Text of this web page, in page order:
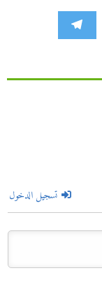
تسجيل الدخول